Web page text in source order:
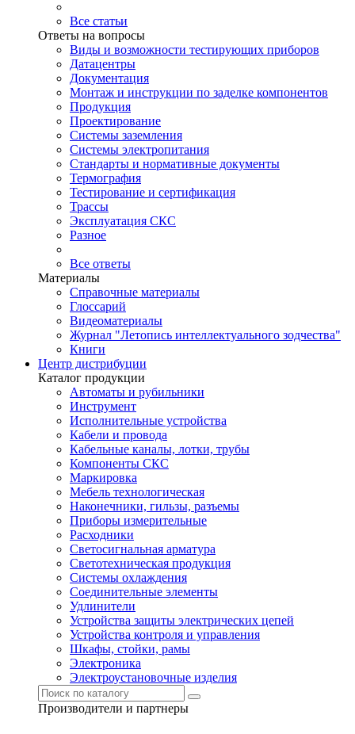
Все статьи
Ответы на вопросы
Виды и возможности тестирующих приборов
Датацентры
Документация
Монтаж и инструкции по заделке компонентов
Продукция
Проектирование
Системы заземления
Системы электропитания
Стандарты и нормативные документы
Термография
Тестирование и сертификация
Трассы
Эксплуатация СКС
Разное
Все ответы
Материалы
Справочные материалы
Глоссарий
Видеоматериалы
Журнал "Летопись интеллектуального зодчества"
Книги
Центр дистрибуции
Каталог продукции
Автоматы и рубильники
Инструмент
Исполнительные устройства
Кабели и провода
Кабельные каналы, лотки, трубы
Компоненты СКС
Маркировка
Мебель технологическая
Наконечники, гильзы, разъемы
Приборы измерительные
Расходники
Светосигнальная арматура
Светотехническая продукция
Системы охлаждения
Соединительные элементы
Удлинители
Устройства защиты электрических цепей
Устройства контроля и управления
Шкафы, стойки, рамы
Электроника
Электроустановочные изделия
Производители и партнеры